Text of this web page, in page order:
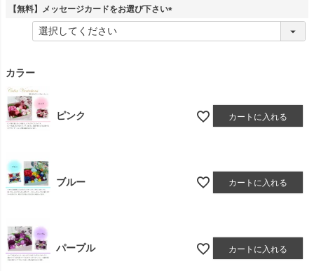
須
【無料】メッセージカードをお選び下さい
(
カラー
ピンク カートに入れる
ブルー カートに入れる
パープル カートに入れる